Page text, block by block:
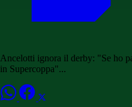
Ancelotti ignora il derby: "Se ho
in Supercoppa"...